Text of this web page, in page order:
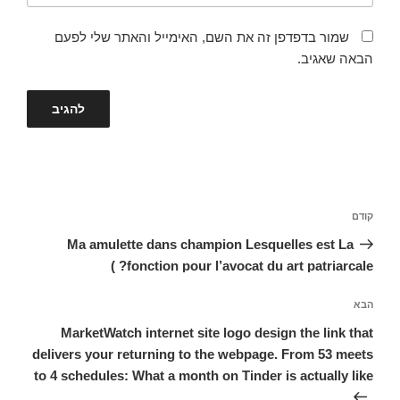
שמור בדפדפן זה את השם, האימייל והאתר שלי לפעם
הבאה שאגיב.
הפוסט
הקודם
קודם
Ma amulette dans champion Lesquelles est La
fonction pour l’avocat du art patriarcale? )
הפוסט
הבא
הבא
MarketWatch internet site logo design the link that
delivers your returning to the webpage. From 53 meets
to 4 schedules: What a month on Tinder is actually like